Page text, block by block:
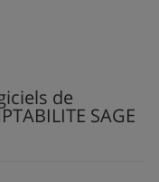
de
SAGE